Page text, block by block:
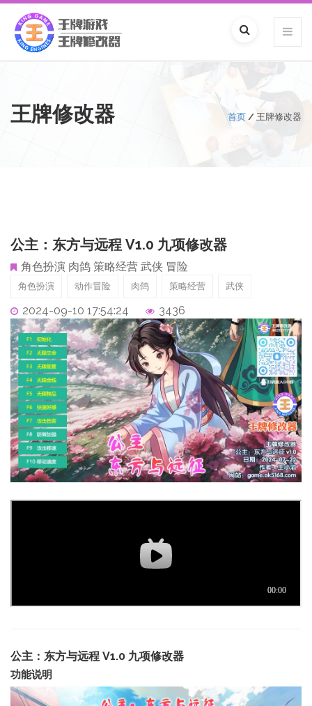
王牌修改器 首页 / 王牌修改器
公主：东方与远程 V1.0 九项修改器
角色扮演 肉鸽 策略经营 武侠 冒险
角色扮演 动作冒险 肉鸽 策略经营 武侠
2024-09-10 17:54:24 3436
公主：东方与远程 V1.0 九项修改器
功能说明